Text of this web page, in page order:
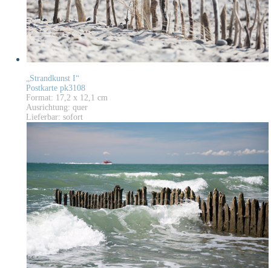
„Strandkunst I“
Postkarte pk3108
Format: 17,2 x 12,1 cm
Ausrichtung: quer
Lieferbar: sofort